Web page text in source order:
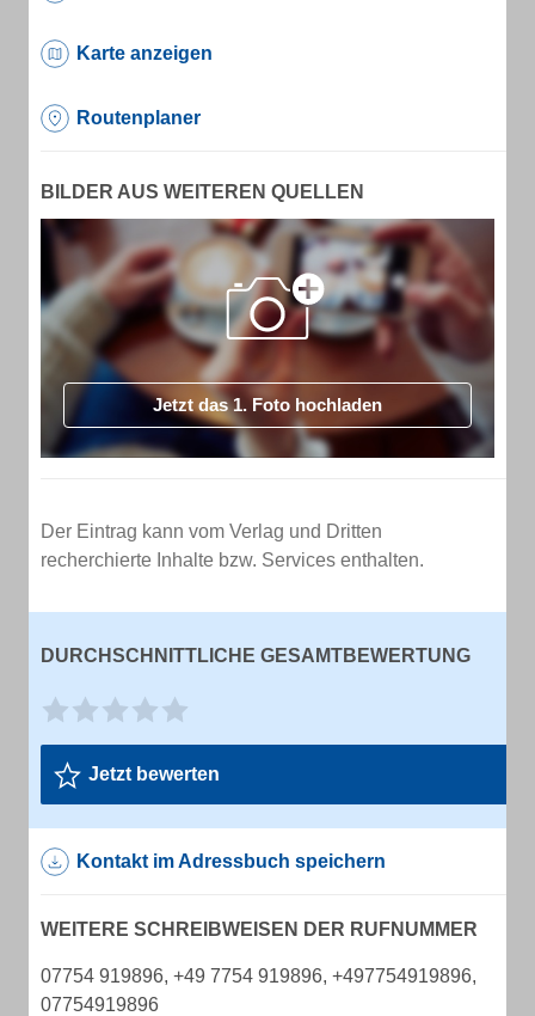
Karte anzeigen
Routenplaner
BILDER AUS WEITEREN QUELLEN
Jetzt das 1. Foto hochladen
Der Eintrag kann vom Verlag und Dritten
recherchierte Inhalte bzw. Services enthalten.
DURCHSCHNITTLICHE GESAMTBEWERTUNG
Jetzt bewerten
Kontakt im Adressbuch speichern
WEITERE SCHREIBWEISEN DER RUFNUMMER
07754 919896, +49 7754 919896, +497754919896,
07754919896